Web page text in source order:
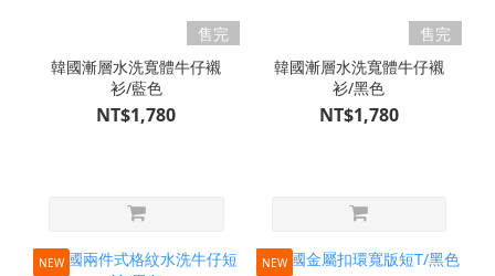
售完
韓國漸層水洗寬體牛仔襯
衫/藍色
NT$1,780
售完
韓國漸層水洗寬體牛仔襯
衫/黑色
NT$1,780
NEW NEW